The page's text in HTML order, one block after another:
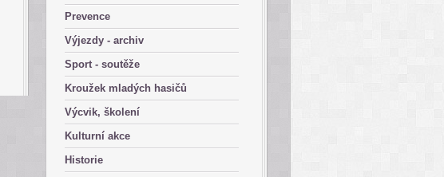
Prevence
Výjezdy - archiv
Sport - soutěže
Kroužek mladých hasičů
Výcvik, školení
Kulturní akce
Historie